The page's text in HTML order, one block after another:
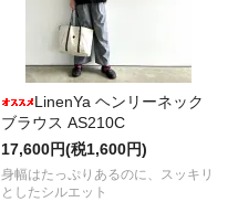
LinenYa ヘンリーネック
ブラウス AS210C
17,600円(税1,600円)
身幅はたっぷりあるのに、スッキリ
としたシルエット